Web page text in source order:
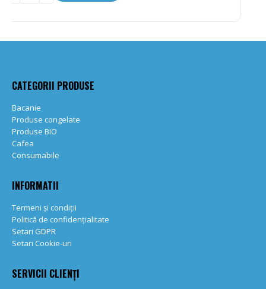
CATEGORII PRODUSE
Bacanie
Produse congelate
Produse BIO
Cafea
Consumabile
INFORMATII
Termeni și condiții
Politică de confidențialitate
Setari GDPR
Setari Cookie-uri
SERVICII CLIENȚI